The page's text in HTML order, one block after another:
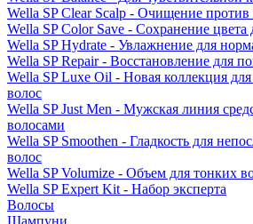
Wella SP Clear Scalp - Очищение против
Wella SP Color Save - Сохранение
Wella SP Hydrate - Увлажнение для
Wella SP Repair - Восстановление для
Wella SP Luxe Oil - Новая коллекция
волос
Wella SP Just Men - Мужская линия
волосами
Wella SP Smoothen - Гладкость для
волос
Wella SP Volumize - Объем для тонких
Wella SP Expert Kit - Набор эксперта
Волосы
Шампуни